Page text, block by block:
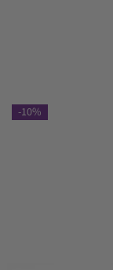
-10%